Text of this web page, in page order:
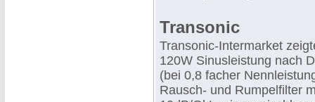
Transonic
Transonic-Intermarket
120W Sinusleistung nach
(bei 0,8 facher
Rausch- und Rumpelfilter